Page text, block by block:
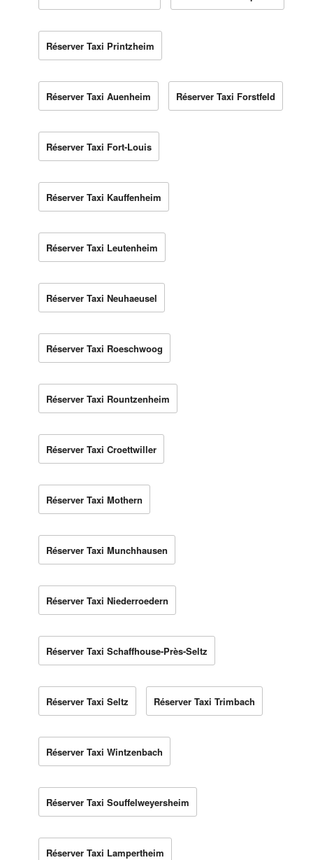
Réserver Taxi Printzheim
Réserver Taxi Auenheim Réserver Taxi Forstfeld
Réserver Taxi Fort-Louis
Réserver Taxi Kauffenheim
Réserver Taxi Leutenheim
Réserver Taxi Neuhaeusel
Réserver Taxi Roeschwoog
Réserver Taxi Rountzenheim
Réserver Taxi Croettwiller
Réserver Taxi Mothern
Réserver Taxi Munchhausen
Réserver Taxi Niederroedern
Réserver Taxi Schaffhouse-Près-Seltz
Réserver Taxi Seltz Réserver Taxi Trimbach
Réserver Taxi Wintzenbach
Réserver Taxi Souffelweyersheim
Réserver Taxi Lampertheim